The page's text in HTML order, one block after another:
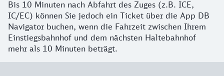
Bis 10 Minuten nach Abfahrt des Zuges (z.B. ICE,
IC/EC) können Sie jedoch ein Ticket über die App DB
Navigator buchen, wenn die Fahrzeit zwischen Ihrem
Einstiegsbahnhof und dem nächsten Haltebahnhof
mehr als 10 Minuten beträgt.